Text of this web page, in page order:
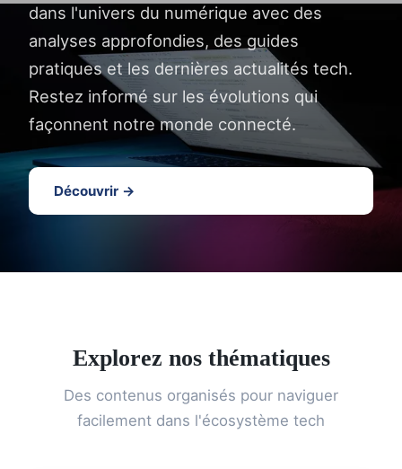
dans l'univers du numérique avec des
analyses approfondies, des guides
pratiques et les dernières actualités tech.
Restez informé sur les évolutions qui
façonnent notre monde connecté.
Découvrir →
Explorez nos thématiques
Des contenus organisés pour naviguer
facilement dans l'écosystème tech